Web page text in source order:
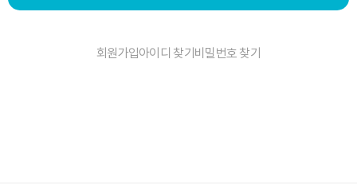
회원가입아이디 찾기비밀번호 찾기